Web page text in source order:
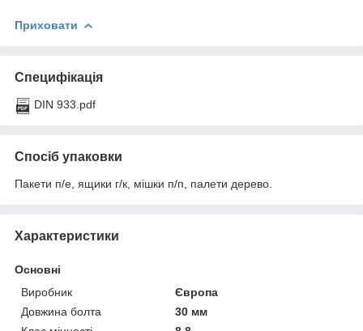
Приховати
Специфікація
DIN 933.pdf
Спосіб упаковки
Пакети п/е, ящики г/к, мішки п/п, палети дерево.
Характеристики
Основні
Виробник
Європа
Довжина болта
30 мм